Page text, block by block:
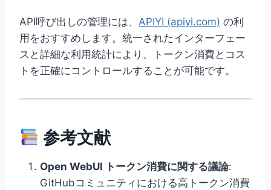
API呼び出しの管理には、 APIYI (apiyi.com) の利
用をおすすめします。統一されたインターフェー
スと詳細な利用統計により、トークン消費とコス
トを正確にコントロールすることが可能です。
参考文献
Open WebUI トークン消費に関する議論:
GitHubコミュニティにおける高トークン消費